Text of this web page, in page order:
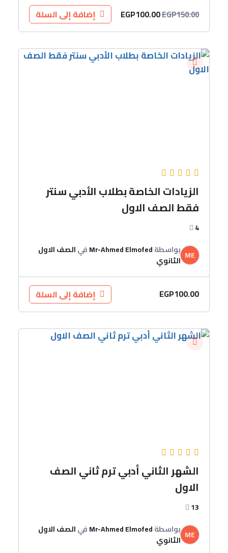
EGP150.00
EGP100.00 إضافة إلى السلة
الزيادات الخاصة بطلاب الأدبي سنتر
فقط الصف الاول
4
ME بواسطةMr-Ahmed Elmofedفيالصف الاول
الثانوي
EGP100.00 إضافة إلى السلة
الشهر الثاني أدبي ترم ثاني الصف
الاول
13
ME بواسطةMr-Ahmed Elmofedفيالصف الاول
الثانوي